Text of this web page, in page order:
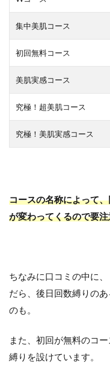
集中美肌コース
初回無料コース
美肌実感コース
究極！超美肌コース
究極！美肌実感コース
コースの名称によって
が変わってくるので要
ちなみに口コミの中に
だら、後日回数縛りの
のも。
また、初回が無料のコ
縛りを設けています。